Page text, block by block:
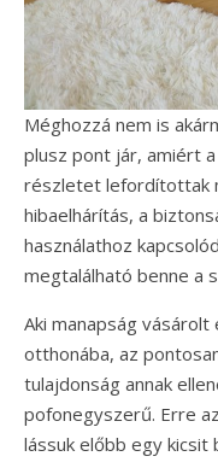
Méghozzá nem is
plusz pont jár, amiért
részletet lefordítottak
hibaelhárítás, a
használathoz
megtalálható benne a
Aki manapság
otthonába, az
tulajdonság annak
pofonegyszerű. Erre
lássuk előbb egy kicsit